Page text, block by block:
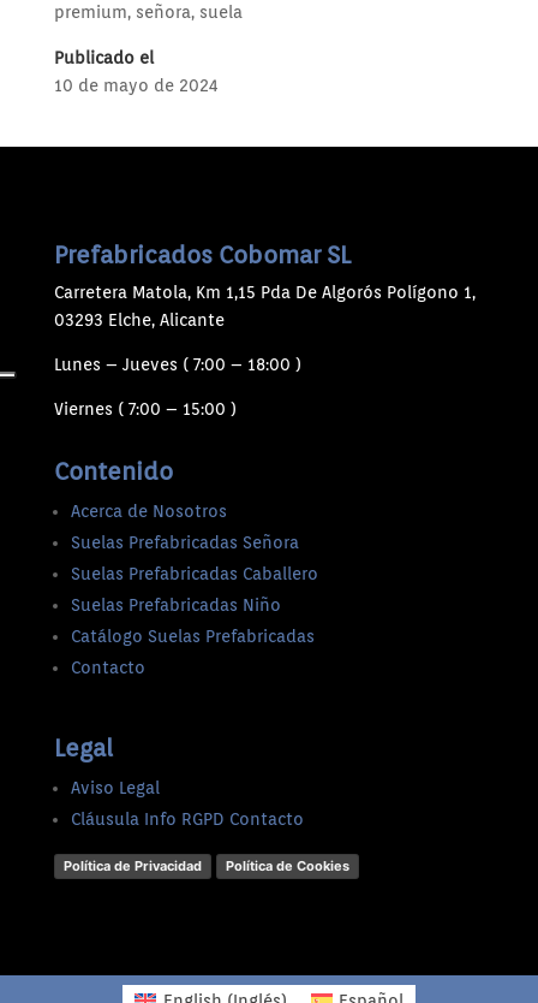
premium, señora, suela
Publicado el
10 de mayo de 2024
Prefabricados Cobomar SL
Carretera Matola, Km 1,15 Pda De Algorós Polígono 1,
03293 Elche, Alicante
Lunes – Jueves ( 7:00 – 18:00 )
Viernes ( 7:00 – 15:00 )
Contenido
Acerca de Nosotros
Suelas Prefabricadas Señora
Suelas Prefabricadas Caballero
Suelas Prefabricadas Niño
Catálogo Suelas Prefabricadas
Contacto
Legal
Aviso Legal
Cláusula Info RGPD Contacto
Política de Privacidad Política de Cookies